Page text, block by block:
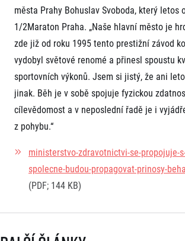
města Prahy Bohuslav Svoboda, který letos
1/2Maraton Praha. „Naše hlavní město je
zde již od roku 1995 tento prestižní závod
vydobyl světové renomé a přinesl spoustu
sportovních výkonů. Jsem si jistý, že ani
jinak. Běh je v sobě spojuje fyzickou
cílevědomost a v neposlední řadě je i
z pohybu.“
ministerstvo-zdravotnictvi-se-propojuje-
spolecne-budou-propagovat-prinosy-
(PDF; 144 KB)